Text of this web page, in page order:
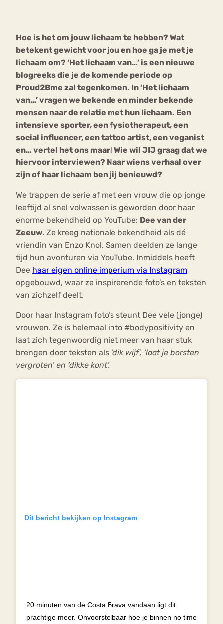
Hoe is het om jouw lichaam te hebben? Wat
betekent gewicht voor jou en hoe ga je met je
lichaam om? ‘Het lichaam van…’ is een nieuwe
blogreeks die je de komende periode op
Proud2Bme zal tegenkomen. In ‘Het lichaam
van…’ vragen we bekende en minder bekende
mensen naar de relatie met hun lichaam. Een
intensieve sporter, een fysiotherapeut, een
social influencer, een tattoo artist, een veganist
en… vertel het ons maar! Wie wil JIJ graag dat we
hiervoor interviewen? Naar wiens verhaal over
zijn of haar lichaam ben jij benieuwd?
We trappen de serie af met een vrouw die op jonge
leeftijd al snel volwassen is geworden door haar
enorme bekendheid op YouTube: Dee van der
Zeeuw. Ze kreeg nationale bekendheid als dé
vriendin van Enzo Knol. Samen deelden ze lange
tijd hun avonturen via YouTube. Inmiddels heeft
Dee haar eigen online imperium via Instagram
opgebouwd, waar ze inspirerende foto’s en teksten
van zichzelf deelt.
Door haar Instagram foto’s steunt Dee vele (jonge)
vrouwen. Ze is helemaal into #bodypositivity en
laat zich tegenwoordig niet meer van haar stuk
brengen door teksten als ‘dik wijf’, ‘laat je borsten
vergroten’ en ‘dikke kont’.
Dit bericht bekijken op Instagram
20 minuten van de Costa Brava vandaan ligt dit
prachtige meer. Onvoorstelbaar hoe je binnen no time
Chat
Forum
mia
Nerv
osa
Eetstoornis Anorexia Nervosa
Eetbuien Piekeren Sport
Trauma
Orthorexia
Afvallen Angst